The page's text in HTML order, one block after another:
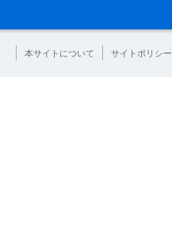
本サイトについて サイトポリシー